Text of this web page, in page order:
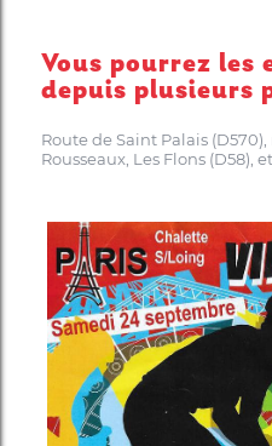
Vous pourrez les
depuis plusieurs
Route de Saint Palais
Rousseaux, Les Flons (D58),